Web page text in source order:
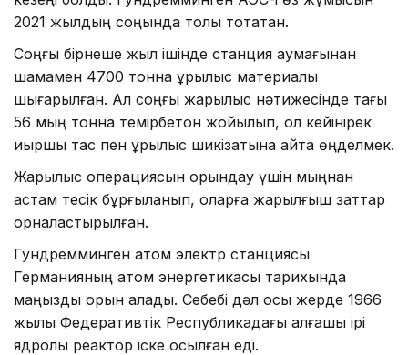
2021 жылдың соңында толық тоқтатқан.
Соңғы бірнеше жыл ішінде станция аумағынан
шамамен 4700 тонна құрылыс материалы
шығарылған. Ал соңғы жарылыс нәтижесінде тағы
56 мың тонна темірбетон жойылып, ол кейінірек
қиыршық тас пен құрылыс шикізатына қайта өңделмек.
Жарылыс операциясын орындау үшін мыңнан
астам тесік бұрғыланып, оларға жарылғыш заттар
орналастырылған.
Гундремминген атом электр станциясы
Германияның атом энергетикасы тарихында
маңызды орын алады. Себебі дәл осы жерде 1966
жылы Федеративтік Республикадағы алғашқы ірі
ядролық реактор іске қосылған еді.